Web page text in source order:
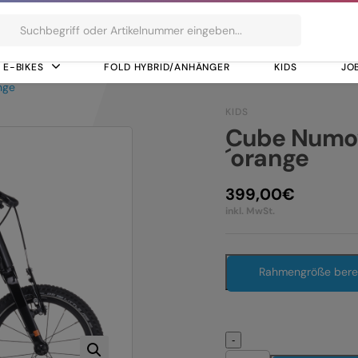
E-BIKES FOLD HYBRID/ANHÄNGER KIDS
KIDS
Cube
´orange
399,00€
inkl. MwSt.
Rahmengröße
-